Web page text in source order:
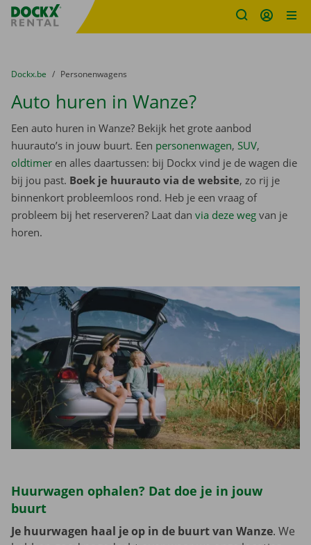
Fratello DEMO
U bevindt zich hier:
van
Dockx.be naar
Personenwagens
Auto huren in Wanze?
Een auto huren in Wanze? Bekijk het grote aanbod
huurauto’s in jouw buurt. Een personenwagen, SUV,
oldtimer en alles daartussen: bij Dockx vind je de wagen die
bij jou past. Boek je huurauto via de website, zo rij je
binnenkort probleemloos rond. Heb je een vraag of
probleem bij het reserveren? Laat dan via deze weg van je
horen.
Huurwagen ophalen? Dat doe je in jouw
buurt
Je huurwagen haal je op in de buurt van Wanze. We